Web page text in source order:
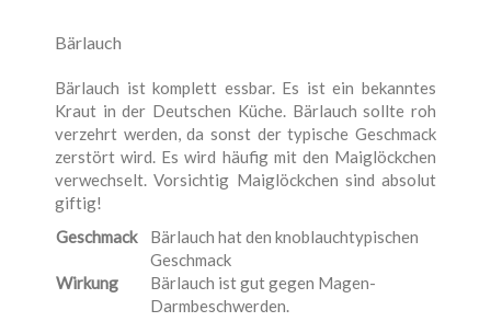
Bärlauch
Bärlauch ist komplett essbar. Es ist ein bekanntes
Kraut in der Deutschen Küche. Bärlauch sollte roh
verzehrt werden, da sonst der typische Geschmack
zerstört wird. Es wird häufig mit den Maiglöckchen
verwechselt. Vorsichtig Maiglöckchen sind absolut
giftig!
Geschmack
Bärlauch hat den knoblauchtypischen
Geschmack
Wirkung
Bärlauch ist gut gegen Magen-
Darmbeschwerden.